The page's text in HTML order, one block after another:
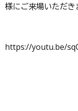
様にご来場いただき
https://youtu.be/